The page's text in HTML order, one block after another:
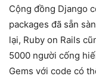
Cộng đồng Django
packages đã sẵn
lại, Ruby on Rails
5000 người cống
Gems với code có